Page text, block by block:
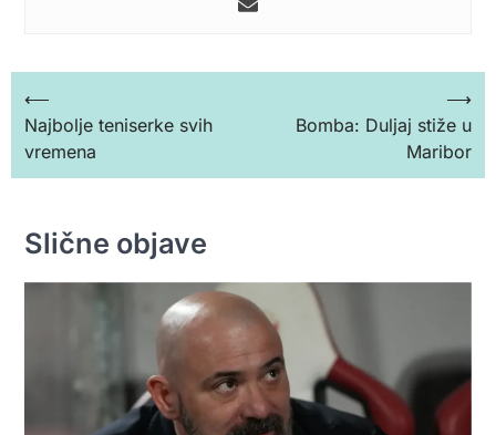
Кретање
чланка
⟵
Najbolje teniserke svih
vremena
Bomba: Duljaj stiže u
Maribor
⟶
Slične objave